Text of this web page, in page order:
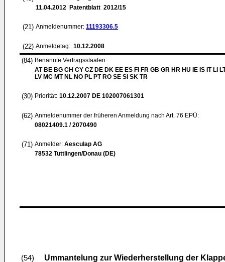
11.04.2012 Patentblatt 2012/15
(21) Anmeldenummer: 11193306.5
(22) Anmeldetag: 10.12.2008
(84) Benannte Vertragsstaaten:
AT BE BG CH CY CZ DE DK EE ES FI FR GB GR HR HU IE IS IT LI
LV MC MT NL NO PL PT RO SE SI SK TR
(30) Priorität: 10.12.2007 DE 102007061301
(62) Anmeldenummer der früheren Anmeldung nach Art. 76 EPÜ:
08021409.1 / 2070490
(71) Anmelder: Aesculap AG
78532 Tuttlingen/Donau (DE)
(54) Ummantelung zur Wiederherstellung der